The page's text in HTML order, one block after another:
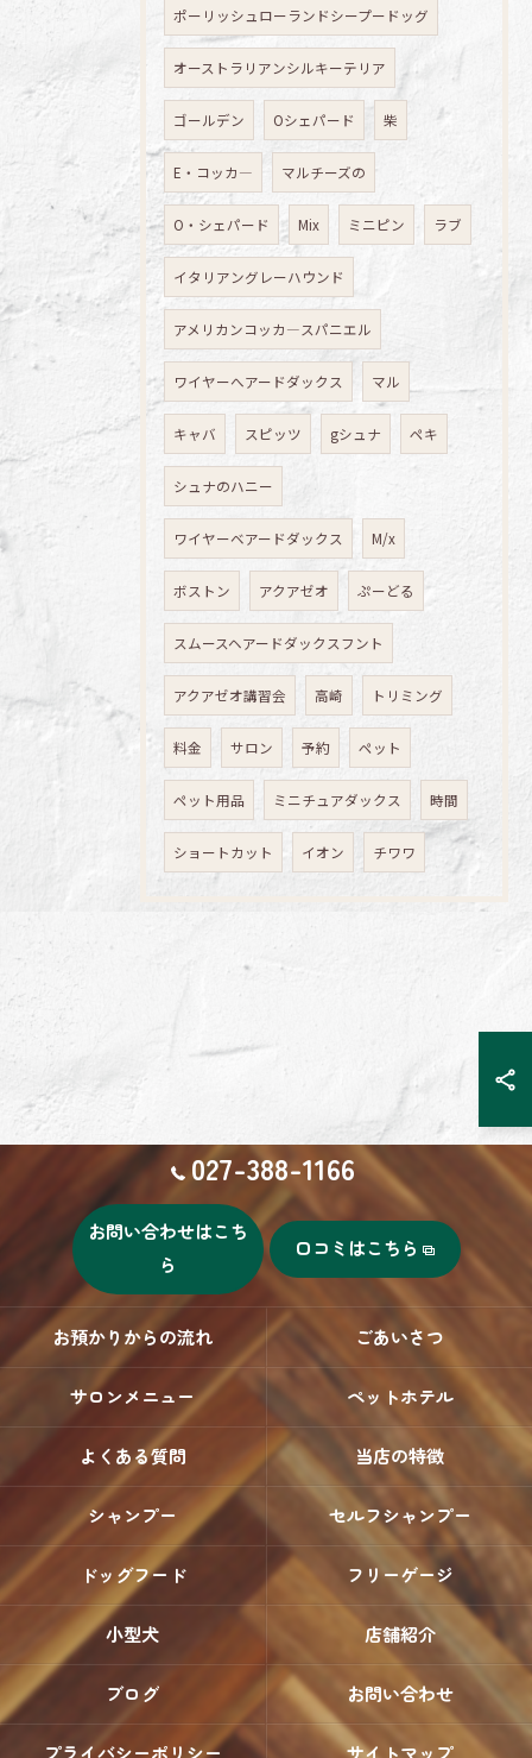
ポーリッシュローランドシープードッグ
オーストラリアンシルキーテリア
ゴールデン Oシェパード 柴
E・コッカ― マルチーズの
O・シェパード Mix ミニピン ラブ
イタリアングレーハウンド
アメリカンコッカ―スパニエル
ワイヤーへアードダックス マル
キャバ スピッツ gシュナ ペキ
シュナのハニー
ワイヤーベアードダックス M/x
ボストン アクアゼオ ぷーどる
スムースヘアードダックスフント
アクアゼオ講習会 高崎 トリミング
料金 サロン 予約 ペット
ペット用品 ミニチュアダックス 時間
ショートカット イオン チワワ
027-388-1166
お問い合わせはこち
ら
口コミはこちら
お預かりからの流れ ごあいさつ
サロンメニュー ペットホテル
よくある質問 当店の特徴
シャンプー セルフシャンプー
ドッグフード フリーゲージ
小型犬 店舗紹介
ブログ お問い合わせ
プライバシーポリシー サイトマップ